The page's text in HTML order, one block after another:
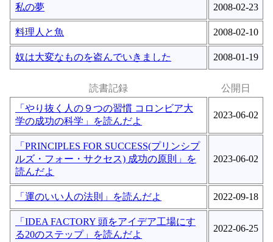
私の夢 2008-02-23
料理人と魚 2008-02-10
奴は大変なものを盗んでいきました 2008-01-19
読書記録
公開日
「やり抜く人の９つの習慣 コロンビア大
学の成功の科学」を読んだよ
2023-06-02
「PRINCIPLES FOR SUCCESS(プリンシプ
ルズ・フォー・サクセス) 成功の原則」を
読んだよ
2023-06-02
「運のいい人の法則」を読んだよ 2022-09-18
「IDEA FACTORY 頭をアイデア工場にす
る20のステップ」を読んだよ
2022-06-25